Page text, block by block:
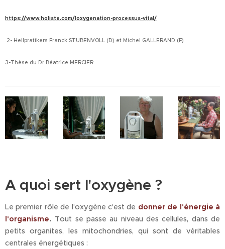
https://www.holiste.com/loxygenation-processus-vital/
2- Heilpratikers Franck STUBENVOLL (D) et Michel GALLERAND (F)
3-Thèse du Dr Béatrice MERCIER
A quoi sert l'oxygène ?
Le premier rôle de l'oxygène c'est de donner de l'énergie à
l'organisme. Tout se passe au niveau des cellules, dans de
petits organites, les mitochondries, qui sont de véritables
centrales énergétiques :